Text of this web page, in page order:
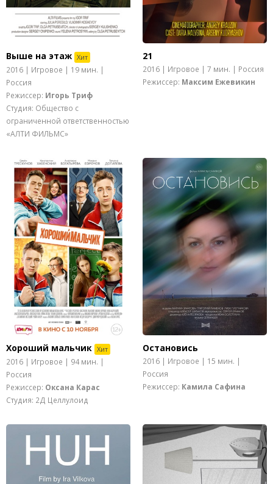
Выше на этаж Хит
2016 | Игровое | 19 мин. |
Россия
Режиссер: Игорь Триф
Студия: Общество с
ограниченной ответственностью
«АЛТИ ФИЛЬМС»
21
2016 | Игровое | 7 мин. | Россия
Режиссер: Максим Ежевикин
Хороший мальчик Хит
2016 | Игровое | 94 мин. |
Россия
Режиссер: Оксана Карас
Студия: 2Д Целлулоид
Остановись
2016 | Игровое | 15 мин. |
Россия
Режиссер: Камила Сафина